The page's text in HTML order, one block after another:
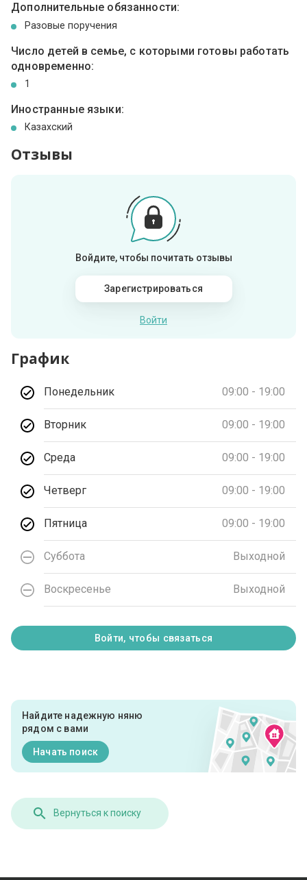
Дополнительные обязанности:
Разовые поручения
Число детей в семье, с которыми готовы работать
одновременно:
1
Иностранные языки:
Казахский
Отзывы
Войдите, чтобы почитать отзывы
Зарегистрироваться
Войти
График
Понедельник 09:00 - 19:00
Вторник 09:00 - 19:00
Среда 09:00 - 19:00
Четверг 09:00 - 19:00
Пятница 09:00 - 19:00
Суббота Выходной
Воскресенье Выходной
Войти, чтобы связаться
Найдите надежную няню
рядом с вами
Начать поиск
Вернуться к поиску